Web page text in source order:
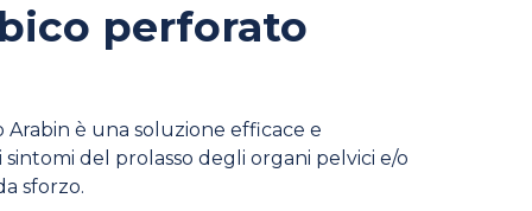
perforato
Arabin è una soluzione efficace e
del prolasso degli organi pelvici e/o
sforzo.